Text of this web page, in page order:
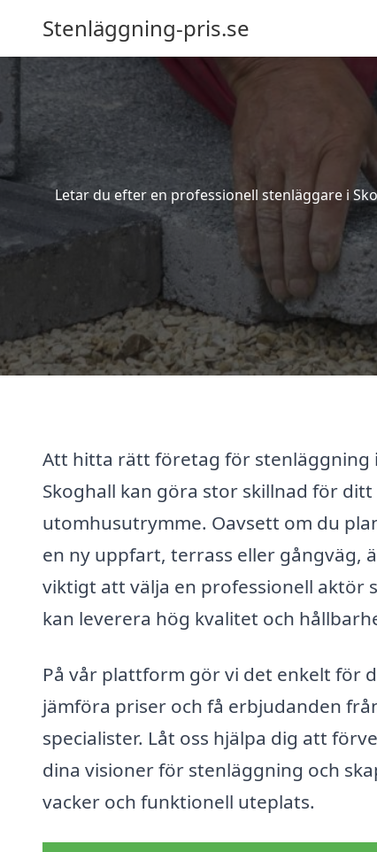
Stenläggning-pris.se
Letar du efter en professionell stenläggare i
Att hitta rätt företag för stenläggning i
Skoghall kan göra stor skillnad för ditt
utomhusutrymme. Oavsett om du
en ny uppfart, terrass eller gångväg,
viktigt att välja en professionell aktör
kan leverera hög kvalitet och
På vår plattform gör vi det enkelt för
jämföra priser och få erbjudanden
specialister. Låt oss hjälpa dig att
dina visioner för stenläggning och
vacker och funktionell uteplats.